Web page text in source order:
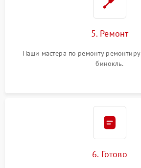
5. Ремонт
Наши мастера по ремонту
бинокль.
6. Готово